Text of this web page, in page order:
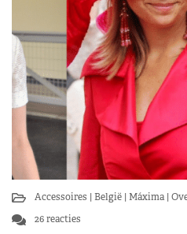
Accessoires België Máxima
26 reacties